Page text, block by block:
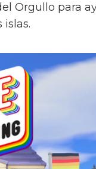
Orgullo para
islas.